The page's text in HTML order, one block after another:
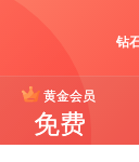
钻
黄金会员
免费